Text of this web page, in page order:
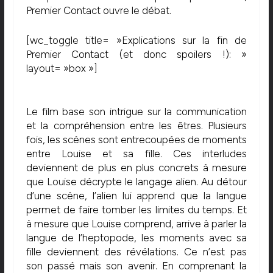
Premier Contact ouvre le débat.
[wc_toggle title= »Explications sur la fin de
Premier Contact (et donc spoilers !): »
layout= »box »]
Le film base son intrigue sur la communication
et la compréhension entre les êtres. Plusieurs
fois, les scènes sont entrecoupées de moments
entre Louise et sa fille. Ces interludes
deviennent de plus en plus concrets à mesure
que Louise décrypte le langage alien. Au détour
d’une scène, l’alien lui apprend que la langue
permet de faire tomber les limites du temps. Et
à mesure que Louise comprend, arrive à parler la
langue de l’heptopode, les moments avec sa
fille deviennent des révélations. Ce n’est pas
son passé mais son avenir. En comprenant la